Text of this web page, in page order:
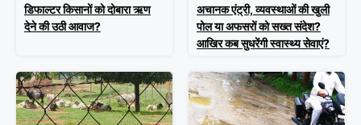
डिफाल्टर किसानों को दोबारा ऋण
देने की उठी आवाज?
अचानक एंट्री, व्यवस्थाओं की खुली
पोल या अफसरों को सख्त संदेश?
आखिर कब सुधरेंगी स्वास्थ्य सेवाएं?